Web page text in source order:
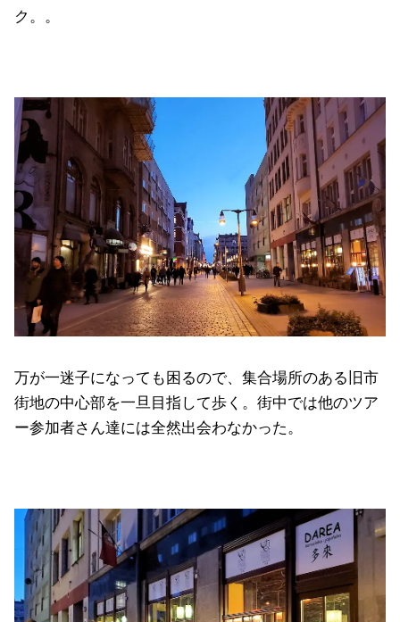
ク。。
万が一迷子になっても困るので、集合場所のある旧市
街地の中心部を一旦目指して歩く。街中では他のツア
ー参加者さん達には全然出会わなかった。